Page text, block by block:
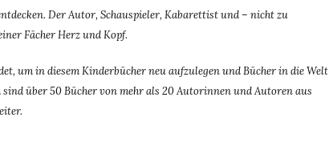
ganz
Der Autor, Schauspieler, Kabarettist und – nicht zu
Fächer Herz und Kopf.
um in diesem Kinderbücher neu aufzulegen und Bücher in die Welt
über 50 Bücher von mehr als 20 Autorinnen und Autoren aus